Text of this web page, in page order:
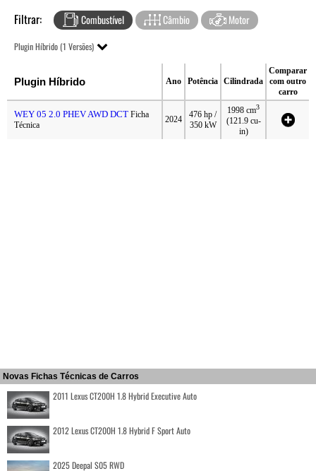
Filtrar: Combustível Câmbio Motor
Plugin Híbrido (1 Versões)
Plugin Híbrido Ano Potência Cilindrada
Comparar
com outro
carro
WEY 05 2.0 PHEV AWD DCT Ficha
Técnica
2024
476 hp /
350 kW
1998 cm3
(121.9 cu-
in)
Novas Fichas Técnicas de Carros
2011 Lexus CT200H 1.8 Hybrid Executive Auto
2012 Lexus CT200H 1.8 Hybrid F Sport Auto
2025 Deepal S05 RWD